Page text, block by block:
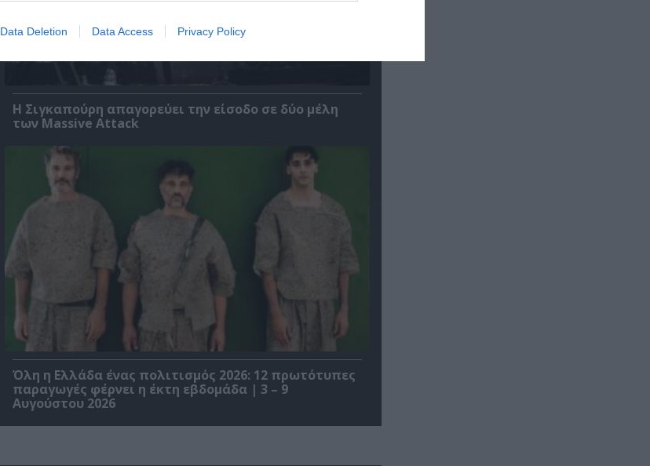
Data Deletion Data Access Privacy Policy
Η Σιγκαπούρη απαγορεύει την είσοδο σε δύο μέλη
των Massive Attack
Όλη η Ελλάδα ένας πολιτισμός 2026: 12 πρωτότυπες
παραγωγές φέρνει η έκτη εβδομάδα | 3 – 9
Αυγούστου 2026